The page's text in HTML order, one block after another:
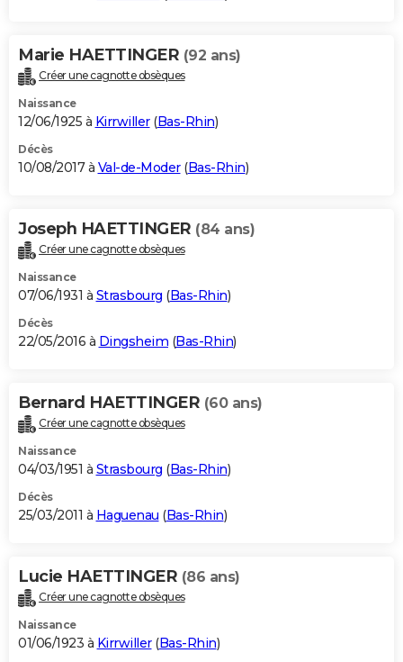
Marie HAETTINGER (92 ans)
Créer une cagnotte obsèques
Naissance
12/06/1925 à Kirrwiller(Bas-Rhin)
Décès
10/08/2017 à Val-de-Moder(Bas-Rhin)
Joseph HAETTINGER (84 ans)
Créer une cagnotte obsèques
Naissance
07/06/1931 à Strasbourg (Bas-Rhin)
Décès
22/05/2016 à Dingsheim (Bas-Rhin)
Bernard HAETTINGER (60 ans)
Créer une cagnotte obsèques
Naissance
04/03/1951 à Strasbourg (Bas-Rhin)
Décès
25/03/2011 à Haguenau (Bas-Rhin)
Lucie HAETTINGER (86 ans)
Créer une cagnotte obsèques
Naissance
01/06/1923 à Kirrwiller(Bas-Rhin)